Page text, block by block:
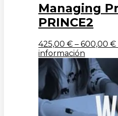
Managing
PRINCE2
425,00 € – 600,00 €
información